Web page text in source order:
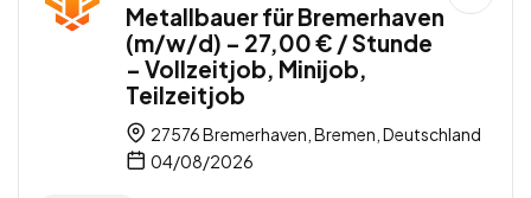
Metallbauer für Bremerhaven
(m/w/d) – 27,00 € / Stunde
– Vollzeitjob, Minijob,
Teilzeitjob
27576 Bremerhaven, Bremen, Deutschland
04/08/2026